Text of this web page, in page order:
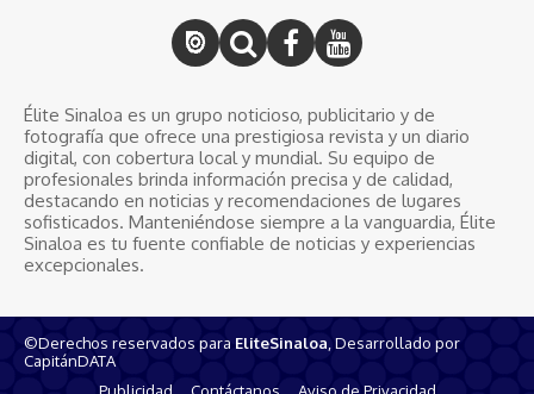
Élite Sinaloa es un grupo noticioso, publicitario y de
fotografía que ofrece una prestigiosa revista y un diario
digital, con cobertura local y mundial. Su equipo de
profesionales brinda información precisa y de calidad,
destacando en noticias y recomendaciones de lugares
sofisticados. Manteniéndose siempre a la vanguardia, Élite
Sinaloa es tu fuente confiable de noticias y experiencias
excepcionales.
©Derechos reservados para EliteSinaloa , Desarrollado por
CapitánDATA
Publicidad
Contáctanos Aviso de Privacidad